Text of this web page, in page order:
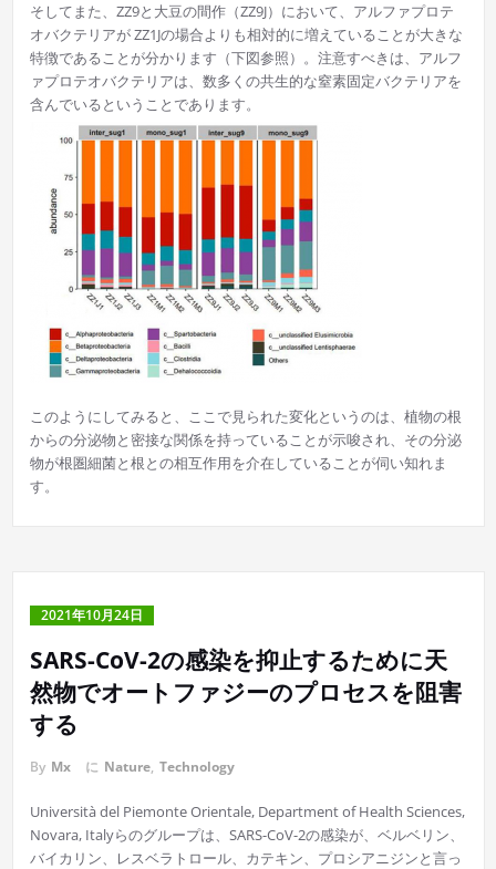
そしてまた、ZZ9と大豆の間作（ZZ9J）において、アルファプロテ
オバクテリアが ZZ1Jの場合よりも相対的に増えていることが大きな
特徴であることが分かります（下図参照）。注意すべきは、アルフ
ァプロテオバクテリアは、数多くの共生的な窒素固定バクテリアを
含んでいるということであります。
このようにしてみると、ここで見られた変化というのは、植物の根
からの分泌物と密接な関係を持っていることが示唆され、その分泌
物が根圏細菌と根との相互作用を介在していることが伺い知れま
す。
2021年10月24日
SARS-CoV-2の感染を抑止するために天
然物でオートファジーのプロセスを阻害
する
By Mx に Nature, Technology
Università del Piemonte Orientale, Department of Health Sciences,
Novara, Italyらのグループは、SARS-CoV-2の感染が、ベルベリン、
バイカリン、レスベラトロール、カテキン、プロシアニジンと言っ